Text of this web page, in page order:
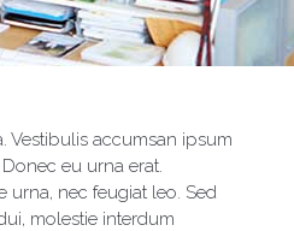
Vestibulis accumsan ipsum
eu urna erat.
urna, nec feugiat leo. Sed
molestie interdum